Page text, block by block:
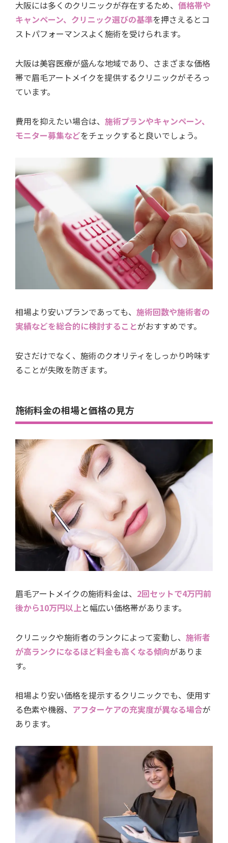
大阪には多くのクリニックが存在するため、 価格帯や
キャンペーン、クリニック選びの基準を押さえるとコ
ストパフォーマンスよく施術を受けられます。
大阪は美容医療が盛んな地域であり、さまざまな価格
帯で眉毛アートメイクを提供するクリニックがそろっ
ています。
費用を抑えたい場合は、 施術プランやキャンペーン、
モニター募集などをチェックすると良いでしょう。
相場より安いプランであっても、 施術回数や施術者の
実績などを総合的に検討することがおすすめです。
安さだけでなく、施術のクオリティをしっかり吟味す
ることが失敗を防ぎます。
施術料金の相場と価格の見方
眉毛アートメイクの施術料金は、 2回セットで4万円前
後から10万円以上と幅広い価格帯があります。
クリニックや施術者のランクによって変動し、 施術者
が高ランクになるほど料金も高くなる傾向がありま
す。
相場より安い価格を提示するクリニックでも、使用す
る色素や機器、 アフターケアの充実度が異なる場合が
あります。